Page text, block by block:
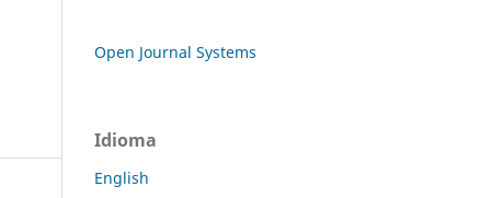
Open Journal Systems
Idioma
English